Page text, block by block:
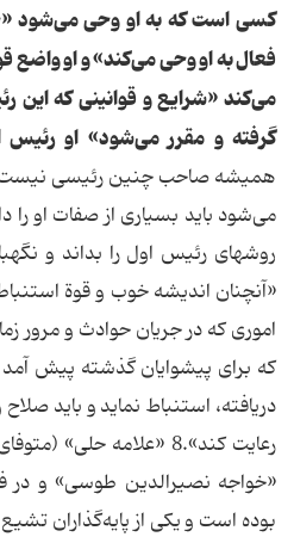
کسی‌ است‌ که‌ به‌ او وحی‌ می‌شود
فعال‌ به‌ او وحی‌ می‌کند» و او واضع‌
می‌کند «شرایع‌ و قوانینی‌ که‌ این‌
گرفته‌ و مقرر می‌شود» او
همیشه‌ صاحب‌ چنین‌ رئیسی‌
می‌شود باید بسیاری‌ از صفات‌ او را
روشهای‌ رئیس‌ اول‌ را بداند و
«آنچنان‌ اندیشه‌ خوب‌ و قوة‌
اموری‌ که‌ در جریان‌ حوادث‌ و مرور
که‌ برای‌ پیشوایان‌ گذشته‌ پیش‌ آمد
دریافته، استنباط‌ نماید و باید
«خواجه‌ نصیرالدین‌ طوسی» و در
بوده‌ است‌ و یکی‌ از پایه‌گذاران‌